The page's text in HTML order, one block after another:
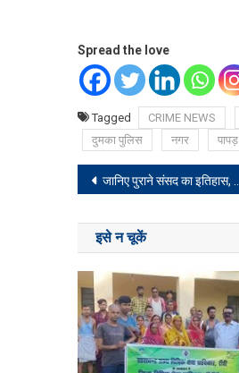
Spread the love
Tagged CRIME NEWS
दुमका पुलिस
नगर पापड़
Post
navigation
जानिए पुराने संसद का इतिहास, क्या टूट जाएगा पुराना भवन?
इसे न चूकें